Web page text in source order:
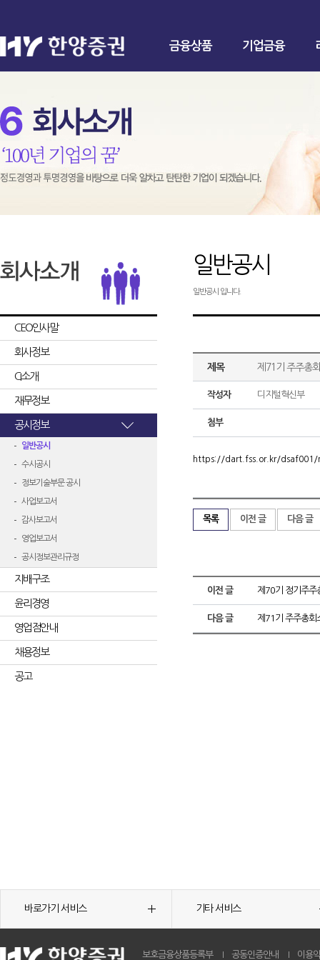
금융상품 기업금융
CEO인사말
회사정보
CI소개
재무정보
공시정보
일반공시
수시공시
정보기술부문 공시
사업보고서
감사보고서
영업보고서
공시정보관리규정
지배구조
윤리경영
영업점안내
채용정보
공고
일반공시
일반공시 입니다.
제목 제71기 주주총
작성자 디지털혁신부
첨부
https://dart.fss.or.kr/dsaf001/
목록 이전 글 다음 글
이전 글 제70기 정기주주
다음 글 제71기 주주총회
바로가기 서비스 기타 서비스
보호금융상품등록부 공동인증안내 이용